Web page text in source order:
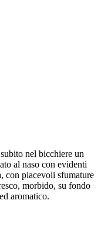
nel bicchiere un
al naso con evidenti
con piacevoli sfumature
morbido, su fondo
aromatico.